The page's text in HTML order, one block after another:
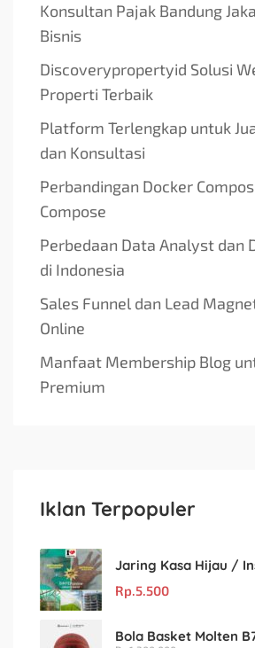
Konsultan Pajak Bandung
Bisnis
Discoverypropertyid Solusi
Properti Terbaik
Platform Terlengkap untuk
dan Konsultasi
Perbandingan Docker
Compose
Perbedaan Data Analyst dan
di Indonesia
Sales Funnel dan Lead
Online
Manfaat Membership Blog
Premium
Iklan Terpopuler
Rp.5.500